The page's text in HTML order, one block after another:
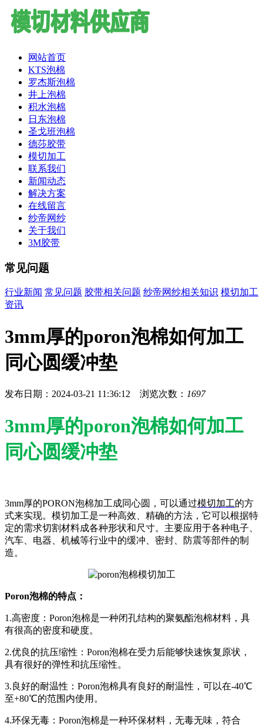
网站首页
KTS泡棉
罗杰斯泡棉
井上泡棉
积水泡棉
日东泡棉
圣戈班泡棉
德莎胶带
模切加工
联系我们
新闻动态
解决方案
在线留言
纱帝网纱
关于我们
3M胶带
常见问题
行业新闻 常见问题 胶带相关问题 纱帝网纱相关知识 模切加工
资讯
3mm厚的poron泡棉如何加工
同心圆缓冲垫
发布日期：2024-03-21 11:36:12 浏览次数： 1697
3mm厚的poron泡棉如何加工
同心圆缓冲垫
3mm厚的PORON泡棉加工成同心圆，可以通过模切加工的方
式来实现。模切加工是一种高效、精确的方法，它可以根据特
定的需求切割材料成各种形状和尺寸。主要应用于各种电子、
汽车、电器、机械等行业中的缓冲、密封、防震等部件的制
造。
Poron泡棉的特点：
1.高密度：Poron泡棉是一种闭孔结构的聚氨酯泡棉材料，具
有很高的密度和硬度。
2.优良的抗压缩性：Poron泡棉在受力后能够快速恢复原状，
具有很好的弹性和抗压缩性。
3.良好的耐温性：Poron泡棉具有良好的耐温性，可以在-40℃
至+80℃的范围内使用。
4.环保无毒：Poron泡棉是一种环保材料，无毒无味，符合